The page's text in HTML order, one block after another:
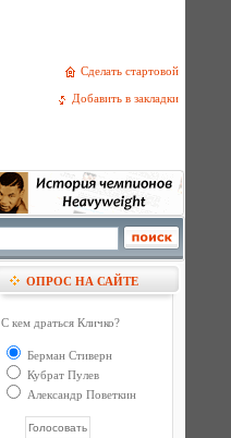
Сделать стартовой
Добавить в закладки
ОПРОС НА САЙТЕ
С кем драться Кличко?
Берман Стиверн
Кубрат Пулев
Александр Поветкин